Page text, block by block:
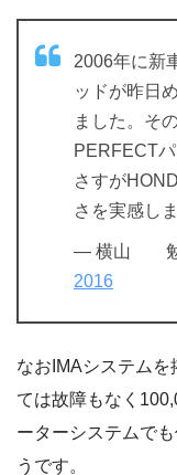
2006年に新
ッドが昨日
ました。そ
PERFECT
さすが
さを実感し
— 横山 勉
2016
なおIMAシステム
ては故障もなく
ーターシステムで
うです。